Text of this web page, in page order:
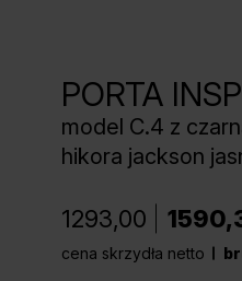
PORTA
model C.4 z
hikora jackson
1293,00
cena skrzydła netto